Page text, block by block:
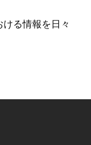
る情報を日々